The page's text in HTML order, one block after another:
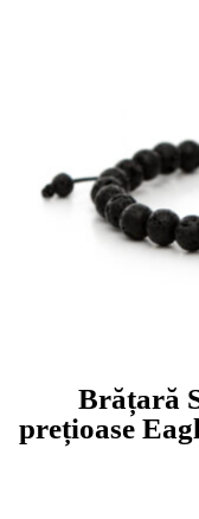
Brățară
prețioase